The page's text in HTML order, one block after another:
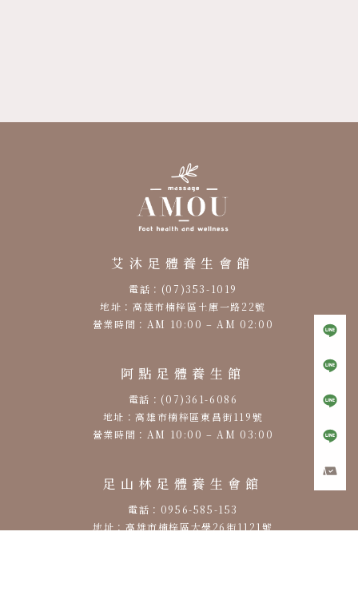
艾沐足體養生會館
電話：(07)353-1019
地址：高雄市楠梓區土庫一路22號
營業時間：AM 10:00 – AM 02:00
阿點足體養生館
電話：(07)361-6086
地址：高雄市楠梓區東昌街119號
營業時間：AM 10:00 – AM 03:00
足山林足體養生會館
電話：0956-585-153
地址：高雄市楠梓區大學26街1121號